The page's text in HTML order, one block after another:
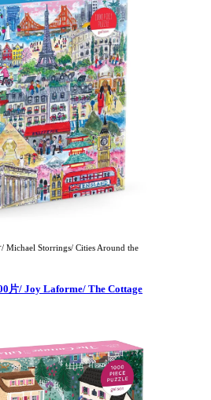
Michael Storrings/ Cities Around the
片/ Joy Laforme/ The Cottage